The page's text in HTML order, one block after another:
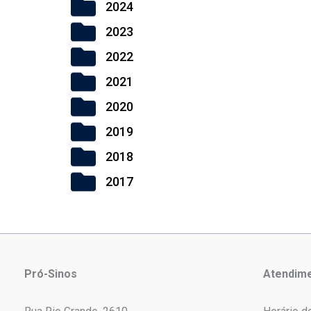
2024
2023
2022
2021
2020
2019
2018
2017
Pró-Sinos